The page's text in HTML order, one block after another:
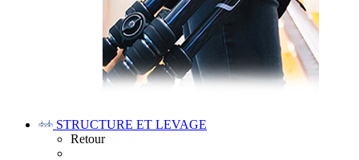
STRUCTURE ET LEVAGE
Retour